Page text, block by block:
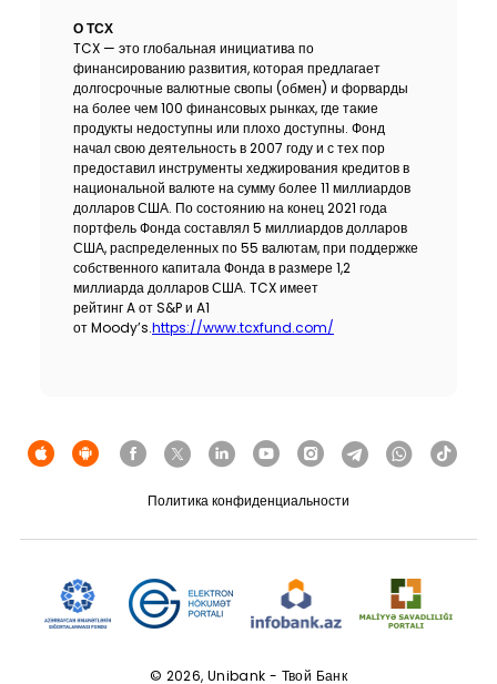
О ТСХ
TCX — это глобальная инициатива по
финансированию развития, которая предлагает
долгосрочные валютные свопы (обмен) и форварды
на более чем 100 финансовых рынках, где такие
продукты недоступны или плохо доступны. Фонд
начал свою деятельность в 2007 году и с тех пор
предоставил инструменты хеджирования кредитов в
национальной валюте на сумму более 11 миллиардов
долларов США. По состоянию на конец 2021 года
портфель Фонда составлял 5 миллиардов долларов
США, распределенных по 55 валютам, при поддержке
собственного капитала Фонда в размере 1,2
миллиарда долларов США. TCX имеет
рейтинг A от S&P и A1
от Moody’s.https://www.tcxfund.com/
Политика конфиденциальности
© 2026, Unibank - Твой Банк